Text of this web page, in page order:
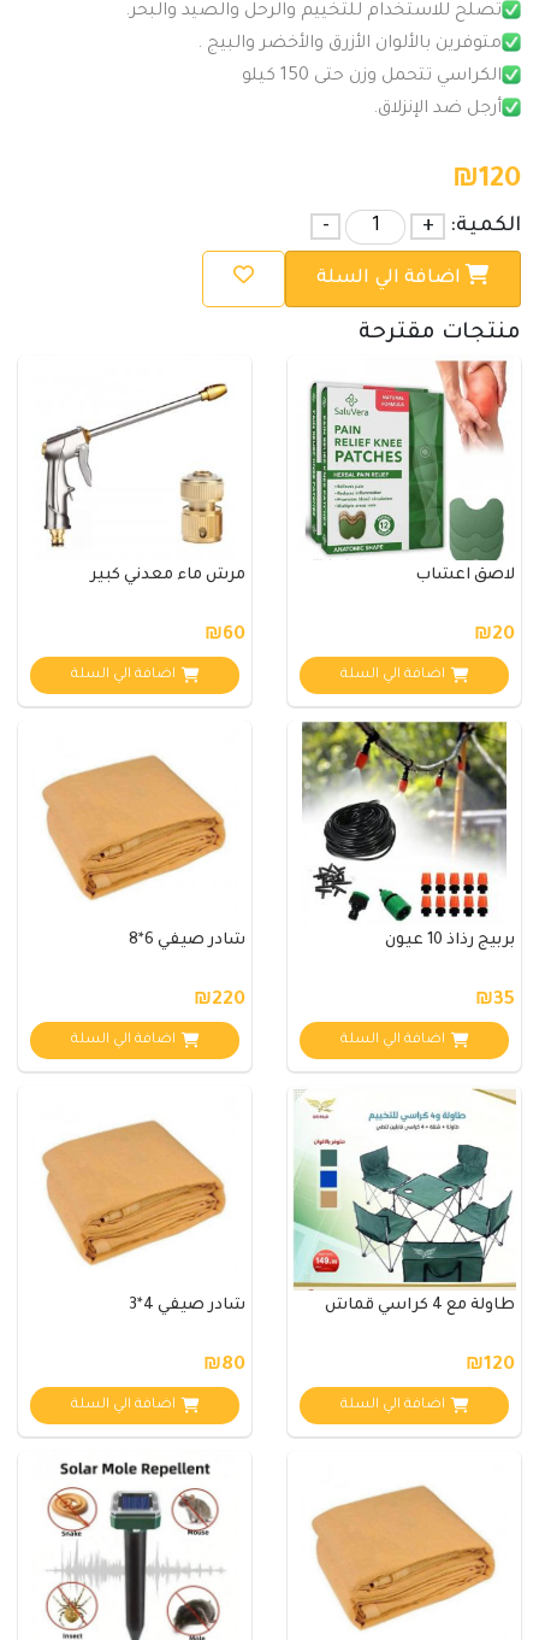
تصلح للاستخدام للتخييم والرحل والصيد والبحر.
متوفرين بالألوان الأزرق والأخضر والبيج .
الكراسي تتحمل وزن حتى 150 كيلو
أرجل ضد الإنزلاق.
₪120
الكمية: +
-
اضافة الي السلة
منتجات مقترحة
لاصق اعشاب
₪20
اضافة الي السلة
مرش ماء معدني كبير
₪60
اضافة الي السلة
بربيج رذاذ 10 عيون
₪35
اضافة الي السلة
شادر صيفي 6*8
₪220
اضافة الي السلة
طاولة مع 4 كراسي قماش
₪120
اضافة الي السلة
شادر صيفي 4*3
₪80
اضافة الي السلة